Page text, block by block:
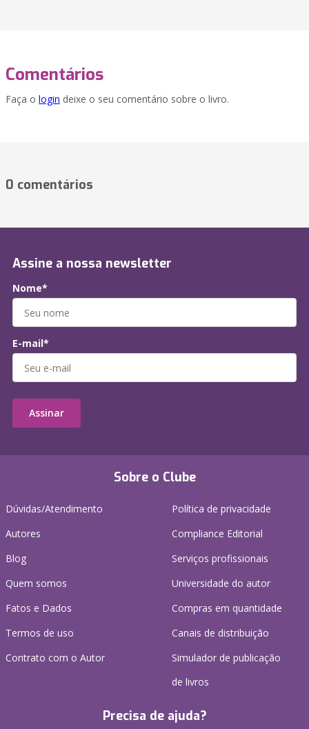
Comentários
Faça o login deixe o seu comentário sobre o livro.
0 comentários
Sobre o Clube
Dúvidas/Atendimento
Autores
Blog
Quem somos
Fatos e Dados
Termos de uso
Contrato com o Autor
Política de privacidade
Compliance Editorial
Serviços profissionais
Universidade do autor
Compras em quantidade
Canais de distribuição
Simulador de publicação
de livros
Precisa de ajuda?
Assine a nossa newsletter
Nome*
E-mail*
Assinar